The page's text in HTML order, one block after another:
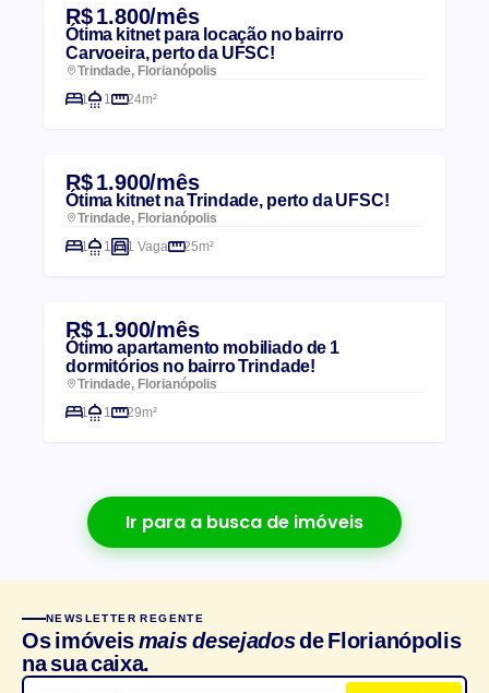
R$ 1.800/mês
Ótima kitnet para locação no bairro
Carvoeira, perto da UFSC!
Trindade, Florianópolis
1
1 24m²
R$ 1.900/mês
Ótima kitnet na Trindade, perto da UFSC!
Trindade, Florianópolis
1
1 1 Vaga 25m²
R$ 1.900/mês
Ótimo apartamento mobiliado de 1
dormitórios no bairro Trindade!
Trindade, Florianópolis
1
1 29m²
Ir para a busca de imóveis
NEWSLETTER REGENTE
Os imóveismais desejadosde Florianópolis
na sua caixa.